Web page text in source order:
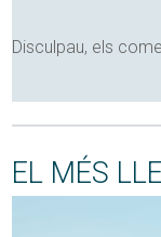
Disculpau, els
EL MÉS